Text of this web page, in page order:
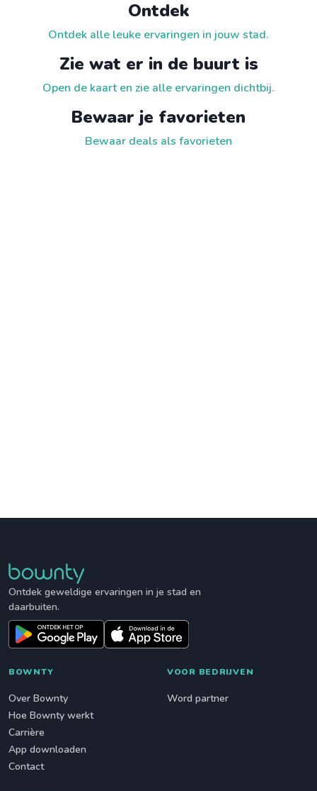
Ontdek
Ontdek alle leuke ervaringen in jouw stad.
Zie wat er in de buurt is
Open de kaart en zie alle ervaringen dichtbij.
Bewaar je favorieten
Bewaar deals als favorieten
Ontdek geweldige ervaringen in je stad en
daarbuiten.
BOWNTY
Over Bownty
Hoe Bownty werkt
Carrière
App downloaden
Contact
VOOR BEDRIJVEN
Word partner